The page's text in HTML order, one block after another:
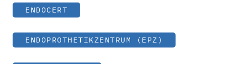
ENDOCERT
ENDOPROTHETIKZENTRUM (EPZ)